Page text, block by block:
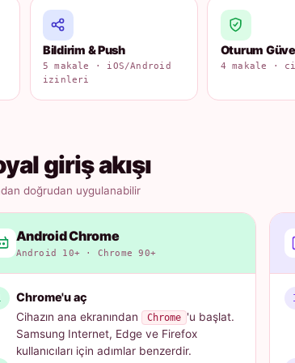
Bildirim & Push
5 makale · iOS/Android
izinleri
Oturum
4 makale ·
giriş akışı
doğrudan uygulanabilir
Android Chrome
Android 10+ · Chrome 90+
Chrome'u aç
Cihazın ana ekranından Chrome 'u başlat.
Samsung Internet, Edge ve Firefox
kullanıcıları için adımlar benzerdir.